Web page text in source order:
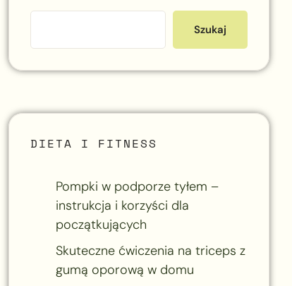
Szukaj
DIETA I FITNESS
Pompki w podporze tyłem –
instrukcja i korzyści dla
początkujących
Skuteczne ćwiczenia na triceps z
gumą oporową w domu